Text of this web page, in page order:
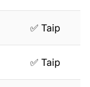
✅ Taip
✅ Taip